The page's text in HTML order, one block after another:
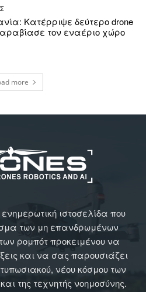
Κατέρριψε δεύτερο drone
τον εναέριο χώρο
more
ιστοσελίδα που
των μη επανδρωμένων
ρομπότ προκειμένου να
και να σας παρουσιάζει
νέου κόσμου των
της τεχνητής νοημοσύνης.